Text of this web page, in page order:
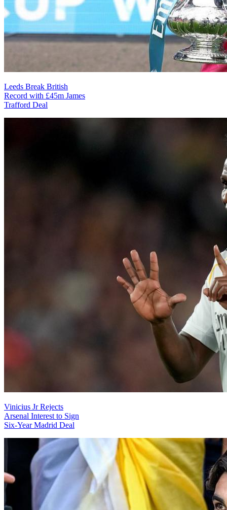
Leeds Break British
Record with £45m James
Trafford Deal
Vinicius Jr Rejects
Arsenal Interest to Sign
Six-Year Madrid Deal